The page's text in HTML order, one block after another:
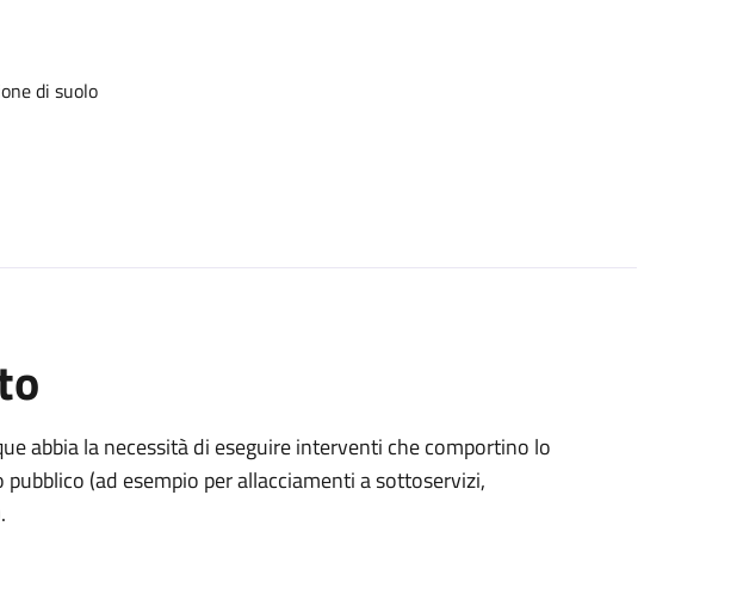
di suolo
abbia la necessità di eseguire interventi che comportino lo
(ad esempio per allacciamenti a sottoservizi,